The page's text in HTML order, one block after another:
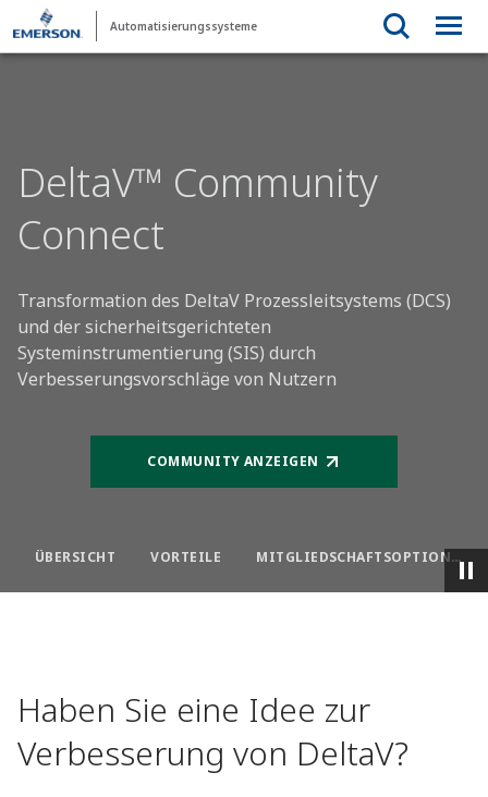
Automatisierungssysteme
DeltaV™ Community
Connect
Transformation des DeltaV Prozessleitsystems (DCS)
und der sicherheitsgerichteten
Systeminstrumentierung (SIS) durch
Verbesserungsvorschläge von Nutzern
COMMUNITY ANZEIGEN
ÜBERSICHT VORTEILE MITGLIEDSCHAFTSOPTIONEN
Haben Sie eine Idee zur
Verbesserung von DeltaV?